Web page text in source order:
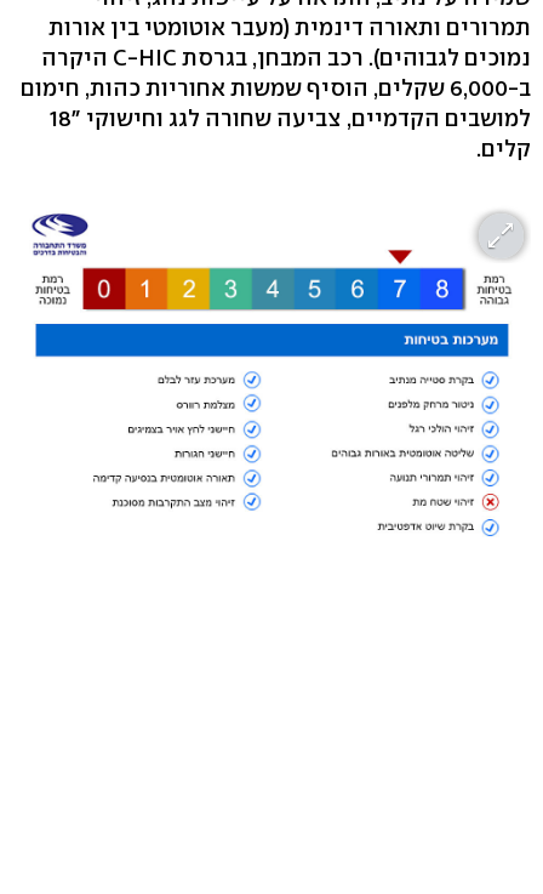
תמרורים ותאורה דינמית (מעבר אוטומטי בין אורות
נמוכים לגבוהים). רכב המבחן, בגרסת C-HIC היקרה
ב-6,000 שקלים, הוסיף שמשות אחוריות כהות, חימום
למושבים הקדמיים, צביעה שחורה לגג וחישוקי "18
קלים.